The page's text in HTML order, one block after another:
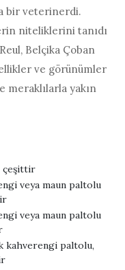
bir veterinerdi.
niteliklerini tanıdı
Belçika Çoban
ve görünümler
meraklılarla yakın
çeşittir
veya maun paltolu
veya maun paltolu
kahverengi paltolu,